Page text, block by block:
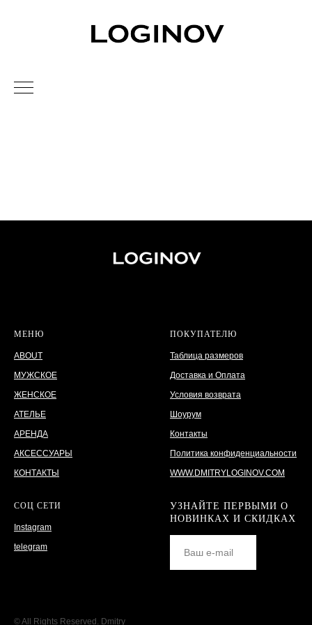
МЕНЮ
ABOUT
МУЖСКОЕ
ЖЕНСКОЕ
АТЕЛЬЕ
АРЕНДА
АКСЕССУАРЫ
КОНТАКТЫ
ПОКУПАТЕЛЮ
Таблица размеров
Доставка и Оплата
Условия возврата
Шоурум
Контакты
Политика конфиденциальности
WWW.DMITRYLOGINOV.COM
СОЦ СЕТИ
Instagram
telegram
УЗНАЙТЕ ПЕРВЫМИ О
НОВИНКАХ И СКИДКАХ
© All Rights Reserved. Dmitry